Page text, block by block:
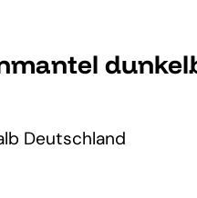
Deutschland